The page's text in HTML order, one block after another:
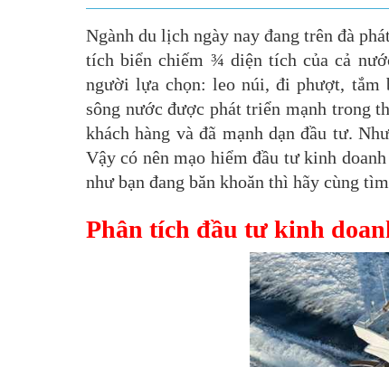
Ngành du lịch ngày nay đang trên đà
tích biển chiếm ¾ diện tích của cả
người lựa chọn: leo núi, đi phượt,
sông nước được phát triển mạnh trong
khách hàng và đã mạnh dạn đầu tư.
Vậy có nên mạo hiểm đầu tư kinh
như bạn đang băn khoăn thì hãy cùng
Phân tích đầu tư kinh